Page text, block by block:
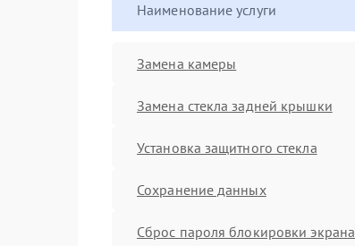
Наименование услуги
Замена камеры
Замена стекла задней крышки
Установка защитного стекла
Сохранение данных
Сброс пароля блокировки экрана